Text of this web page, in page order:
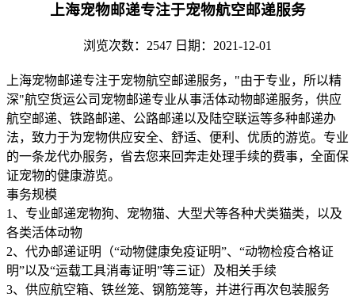
上海宠物邮递专注于宠物航空邮递服务
浏览次数：2547 日期：2021-12-01
上海宠物邮递专注于宠物航空邮递服务，"由于专业，所以精
深"航空货运公司宠物邮递专业从事活体动物邮递服务，供应
航空邮递、铁路邮递、公路邮递以及陆空联运等多种邮递办
法，致力于为宠物供应安全、舒适、便利、优质的游览。专业
的一条龙代办服务，省去您来回奔走处理手续的费事，全面保
证宠物的健康游览。
事务规模
1、专业邮递宠物狗、宠物猫、大型犬等各种犬类猫类，以及
各类活体动物
2、代办邮递证明（“动物健康免疫证明”、“动物检疫合格证
明”以及“运载工具消毒证明”等三证）及相关手续
3、供应航空箱、铁丝笼、钢筋笼等，并进行再次包装服务